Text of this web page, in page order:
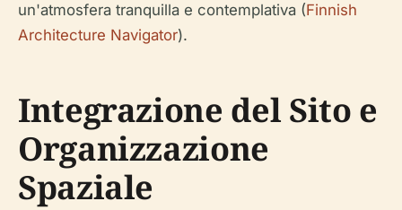
un'atmosfera tranquilla e contemplativa (Finnish
Architecture Navigator).
Integrazione del Sito e
Organizzazione
Spaziale